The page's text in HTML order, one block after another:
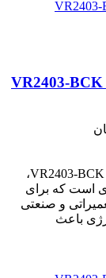
کیت شارژی براشلس سه عددی ویوارکس مدل VR2403-BCK،
است که برای
و صنعتی
باعث